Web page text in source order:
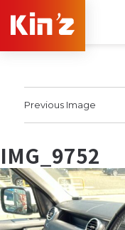
Previous Image
IMG_9752